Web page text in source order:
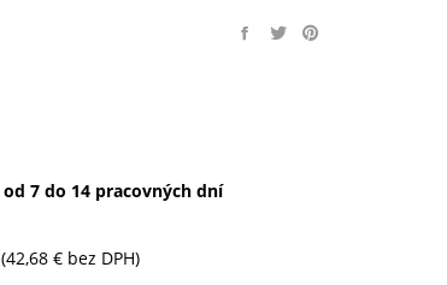
od 7 do 14 pracovných dní
(42,68 € bez DPH)